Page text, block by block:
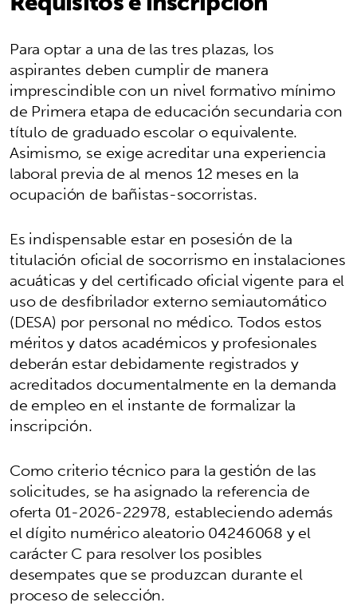
Para optar a una de las tres plazas, los
aspirantes deben cumplir de manera
imprescindible con un nivel formativo mínimo
de Primera etapa de educación secundaria con
título de graduado escolar o equivalente.
Asimismo, se exige acreditar una experiencia
laboral previa de al menos 12 meses en la
ocupación de bañistas-socorristas.
Es indispensable estar en posesión de la
titulación oficial de socorrismo en instalaciones
acuáticas y del certificado oficial vigente para el
uso de desfibrilador externo semiautomático
(DESA) por personal no médico. Todos estos
méritos y datos académicos y profesionales
deberán estar debidamente registrados y
acreditados documentalmente en la demanda
de empleo en el instante de formalizar la
inscripción.
Como criterio técnico para la gestión de las
solicitudes, se ha asignado la referencia de
oferta 01-2026-22978, estableciendo además
el dígito numérico aleatorio 04246068 y el
carácter C para resolver los posibles
desempates que se produzcan durante el
proceso de selección.